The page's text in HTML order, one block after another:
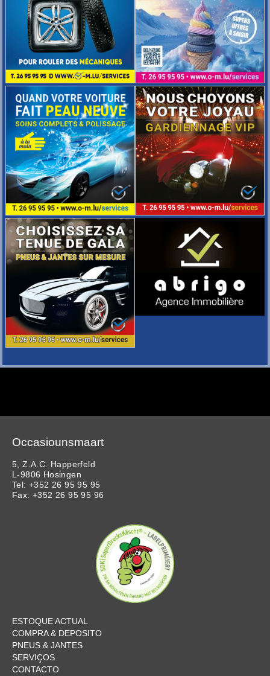
Occasiounsmaart
5, Z.A.C. Happerfeld
L-9806 Hosingen
Tel: +352 26 95 95 95
Fax: +352 26 95 95 96
ESTOQUE ACTUAL
COMPRA & DEPOSITO
PNEUS & JANTES
SERVIÇOS
CONTACTO